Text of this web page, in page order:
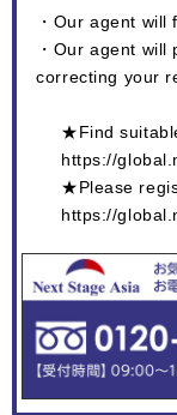
・Our agent
・Our agent
correcting your
★Find
https://
★Please
https://